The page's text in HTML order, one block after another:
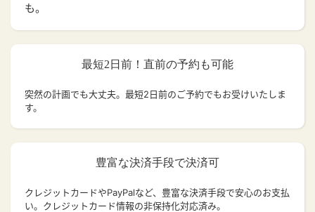
も。
最短2日前！直前の予約も可能
突然の計画でも大丈夫。 最短2日前のご予約でもお受けいたしま
す。
豊富な決済手段で決済可
クレジットカードやPayPalなど、豊富な決済手段で安心のお支払
い。クレジットカード情報の非保持化対応済み。